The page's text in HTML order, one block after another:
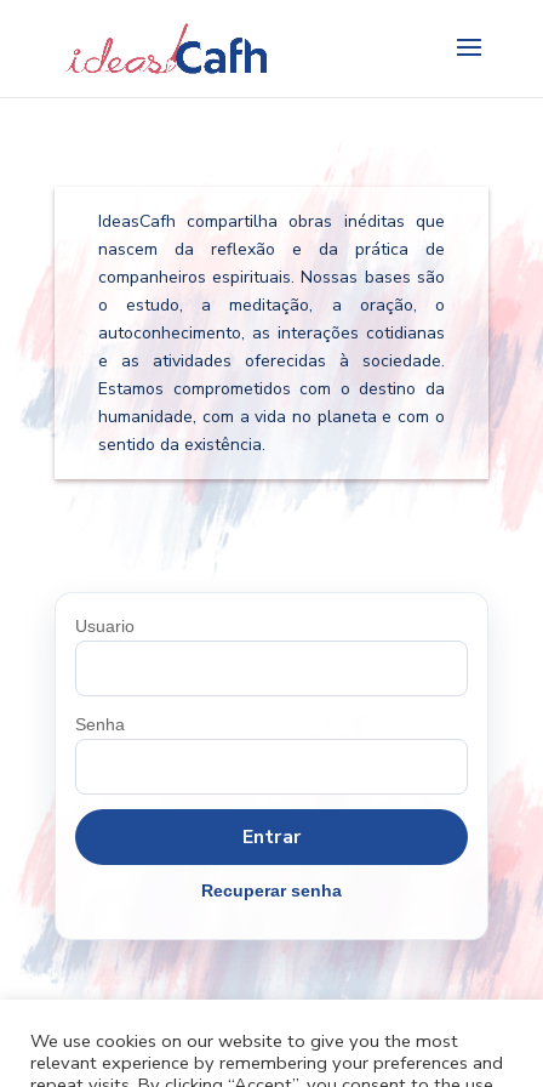
IdeasCafh compartilha obras inéditas que
nascem da reflexão e da prática de
companheiros espirituais. Nossas bases são
o estudo, a meditação, a oração, o
autoconhecimento, as interações cotidianas
e as atividades oferecidas à sociedade.
Estamos comprometidos com o destino da
humanidade, com a vida no planeta e com o
sentido da existência.
Usuario
Senha
Recuperar senha
Cafh.org Cafh App
Contatos
We use cookies on our website to give you the most
relevant experience by remembering your preferences and